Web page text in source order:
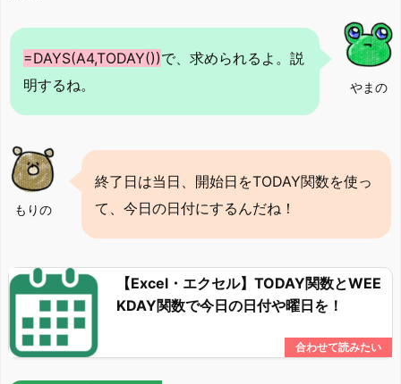
やまの
=DAYS(A4,TODAY())で、求められるよ。説
明するね。
もりの
終了日は当日、開始日をTODAY関数を使っ
て、今日の日付にするんだね！
【Excel・エクセル】TODAY関数とWEE
KDAY関数で今日の日付や曜日を！